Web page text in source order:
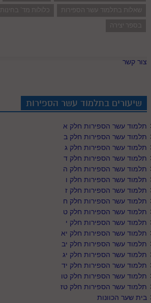
שאלות בתלמוד עשר הספירות
כלולות מד' בחינות
בספר יצירה
צור קשר
שיעורים בתלמוד עשר הספירות
תלמוד עשר הספירות חלק א
תלמוד עשר הספירות חלק ב
תלמוד עשר הספירות חלק ג
תלמוד עשר הספירות חלק ד
תלמוד עשר הספירות חלק ה
תלמוד עשר הספירות חלק ו
תלמוד עשר הספירות חלק ז
תלמוד עשר הספירות חלק ח
תלמוד עשר הספירות חלק ט
תלמוד עשר הספירות חלק י
תלמוד עשר הספירות חלק יא
תלמוד עשר הספירות חלק יב
תלמוד עשר הספירות חלק יג
תלמוד עשר הספירות חלק יד
תלמוד עשר הספירות חלק טו
תלמוד עשר הספירות חלק טז
בית שער הכוונות